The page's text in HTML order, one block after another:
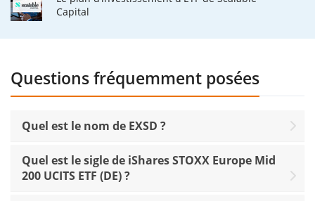
Capital
Questions fréquemment posées
Quel est le nom de EXSD ?
Quel est le sigle de iShares STOXX Europe Mid
200 UCITS ETF (DE) ?